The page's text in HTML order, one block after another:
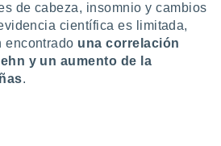
de cabeza, insomnio y cambios
científica es limitada,
encontrado una correlación
y un aumento de la
.